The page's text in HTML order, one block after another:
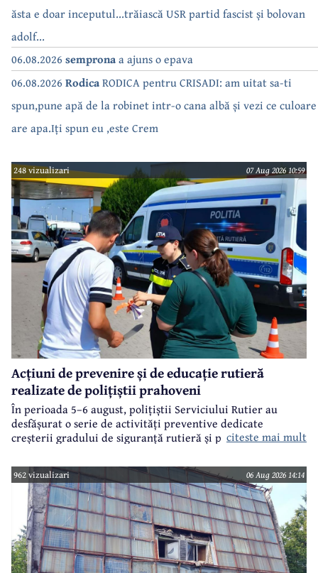
ăsta e doar inceputul...trăiască USR partid fascist și bolovan
adolf...
06.08.2026 sempronaa ajuns o epava
06.08.2026 RodicaRODICA pentru CRISADI: am uitat sa-ti
spun,pune apă de la robinet intr-o cana albă și vezi ce culoare
are apa.Iți spun eu ,este Crem
248 vizualizari 07 Aug 2026 10:59
Acțiuni de prevenire și de educație rutieră
realizate de polițiștii prahoveni
În perioada 5–6 august, polițiștii Serviciului Rutier au
desfășurat o serie de activități preventive dedicate
creșterii gradului de siguranță rutieră și promovării unui
estival.
citeste mai mult
962 vizualizari 06 Aug 2026 14:14